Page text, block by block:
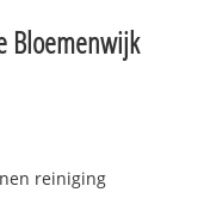
Bloemenwijk
reiniging